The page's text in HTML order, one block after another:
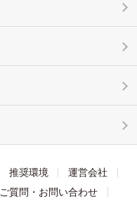
推奨環境
運営会社
質問・お問い合わせ